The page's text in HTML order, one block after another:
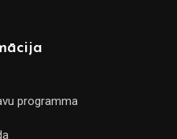
programma